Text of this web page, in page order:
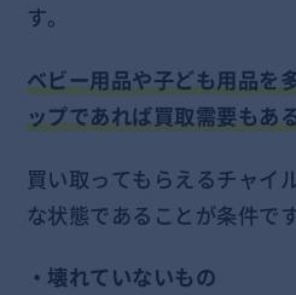
す。
ベビー用品や子ども用品を
ップであれば買取需要もあ
買い取ってもらえるチャイ
な状態であることが条件です
・壊れていないもの